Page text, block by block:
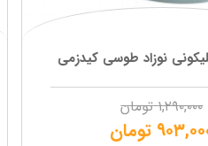
نوزاد طوسی کیدزمی
۱,۲۹۰,۰۰۰ تومان
تومان